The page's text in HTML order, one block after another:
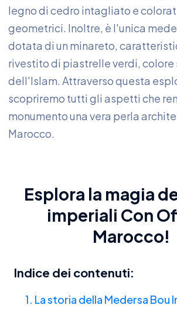
legno di cedro intagliato e
geometrici. Inoltre, è l'unica
dotata di un minareto,
rivestito di piastrelle verdi, colore
dell'Islam. Attraverso questa
scopriremo tutti gli aspetti che
monumento una vera perla
Marocco.
Esplora la magia
imperiali Con
Marocco!
Indice dei contenuti:
1. La storia della Medersa Bou